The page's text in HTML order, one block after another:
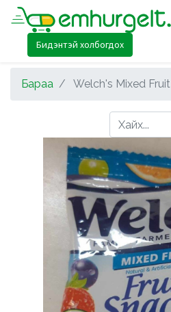
Бидэнтэй холбогдох
Бараа Welch's Mixed Fruit